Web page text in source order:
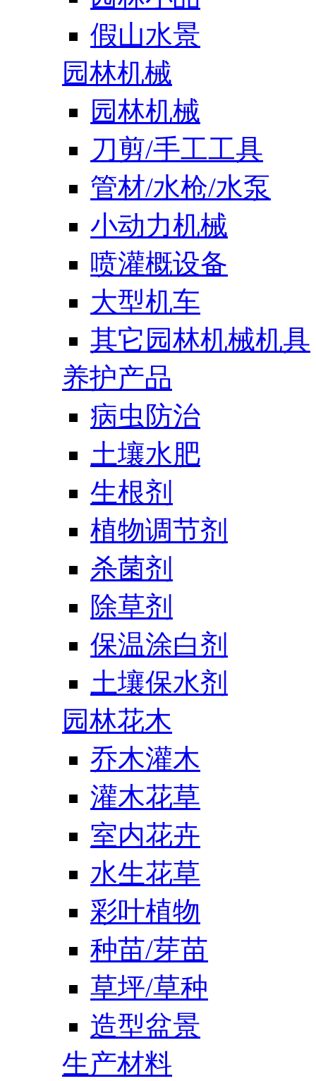
假山水景
园林机械
园林机械
刀剪/手工工具
管材/水枪/水泵
小动力机械
喷灌概设备
大型机车
其它园林机械机具
养护产品
病虫防治
土壤水肥
生根剂
植物调节剂
杀菌剂
除草剂
保温涂白剂
土壤保水剂
园林花木
乔木灌木
灌木花草
室内花卉
水生花草
彩叶植物
种苗/芽苗
草坪/草种
造型盆景
生产材料